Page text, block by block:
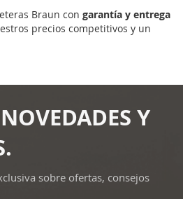
Braun con garantía y entrega
precios competitivos y un
Y
sobre ofertas, consejos